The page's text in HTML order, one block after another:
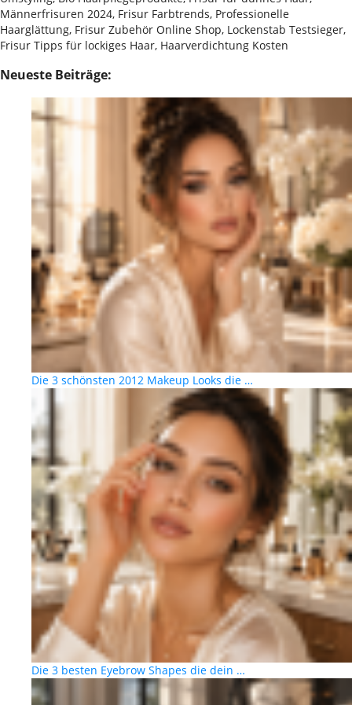
Männerfrisuren 2024, Frisur Farbtrends, Professionelle
Haarglättung, Frisur Zubehör Online Shop, Lockenstab Testsieger,
Frisur Tipps für lockiges Haar, Haarverdichtung Kosten
Neueste Beiträge:
Die 3 schönsten 2012 Makeup Looks die …
Die 3 besten Eyebrow Shapes die dein …